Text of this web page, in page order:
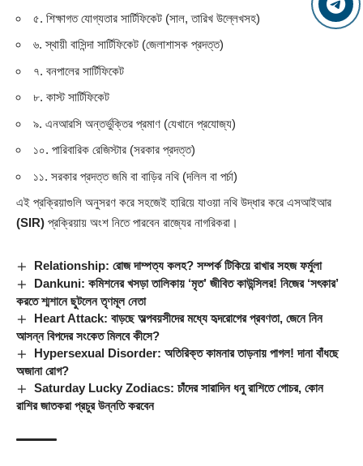
৫. শিক্ষাগত যোগ্যতার সার্টিফিকেট (সাল, তারিখ উল্লেখসহ)
৬. স্থায়ী বাসিন্দা সার্টিফিকেট (জেলাশাসক প্রদত্ত)
৭. বনপালের সার্টিফিকেট
৮. কাস্ট সার্টিফিকেট
৯. এনআরসি অন্তর্ভুক্তির প্রমাণ (যেখানে প্রযোজ্য)
১০. পারিবারিক রেজিস্টার (সরকার প্রদত্ত)
১১. সরকার প্রদত্ত জমি বা বাড়ির নথি (দলিল বা পর্চা)
এই প্রক্রিয়াগুলি অনুসরণ করে সহজেই হারিয়ে যাওয়া নথি উদ্ধার করে এসআইআর
(SIR) প্রক্রিয়ায় অংশ নিতে পারবেন রাজ্যের নাগরিকরা।
Relationship: রোজ দাম্পত্য কলহ? সম্পর্ক টিকিয়ে রাখার সহজ ফর্মুলা
Dankuni: কমিশনের খসড়া তালিকায় ‘মৃত’ জীবিত কাউন্সিলর! নিজের ‘সৎকার’
করতে শ্মশানে ছুটলেন তৃণমূল নেতা
Heart Attack: বাড়ছে অল্পবয়সীদের মধ্যে হৃদরোগের প্রবণতা, জেনে নিন
আসন্ন বিপদের সংকেত মিলবে কীসে?
Hypersexual Disorder: অতিরিক্ত কামনার তাড়নায় পাগল! দানা বাঁধছে
অজানা রোগ?
Saturday Lucky Zodiacs: চাঁদের সারাদিন ধনু রাশিতে গোচর, কোন
রাশির জাতকরা প্রচুর উন্নতি করবেন